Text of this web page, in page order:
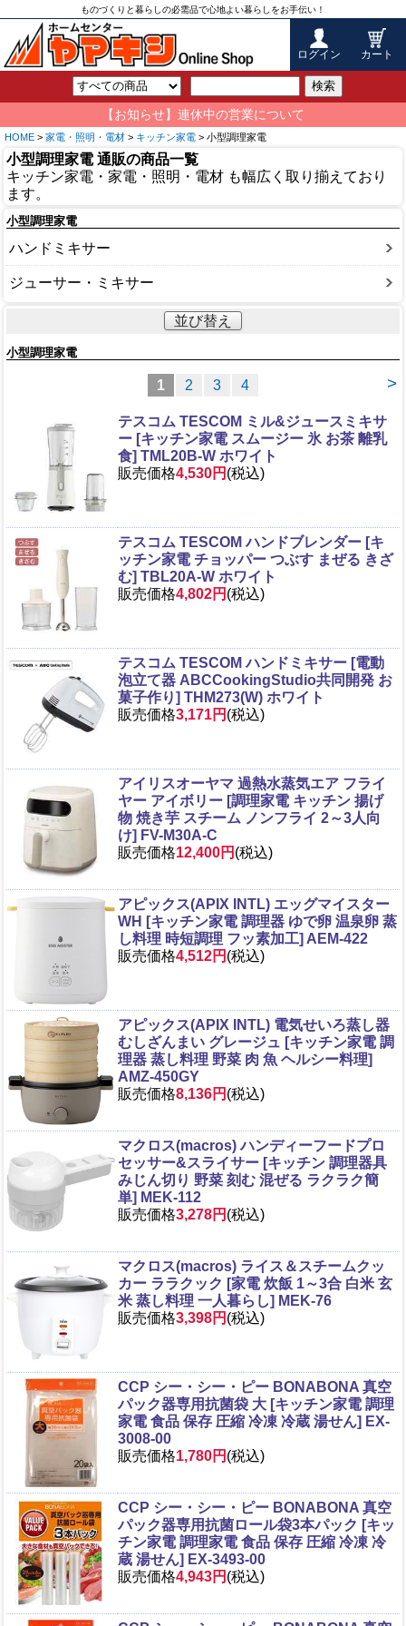
ものづくりと暮らしの必需品で心地よい暮らしをお手伝い！
ログイン カート
検索
【お知らせ】連休中の営業について
HOME > 家電・照明・電材 > キッチン家電 > 小型調理家電
小型調理家電 通販の商品一覧
キッチン家電・家電・照明・電材 も幅広く取り揃えており
ます。
小型調理家電
ハンドミキサー
ジューサー・ミキサー
並び替え
小型調理家電
>
1 2 3 4
テスコム TESCOM ミル&ジュースミキサ
ー [キッチン家電 スムージー 氷 お茶 離乳
食] TML20B-W ホワイト
販売価格4,530円 (税込)
テスコム TESCOM ハンドブレンダー [キ
ッチン家電 チョッパー つぶす まぜる きざ
む] TBL20A-W ホワイト
販売価格4,802円 (税込)
テスコム TESCOM ハンドミキサー [電動
泡立て器 ABCCookingStudio共同開発 お
菓子作り] THM273(W) ホワイト
販売価格3,171円 (税込)
アイリスオーヤマ 過熱水蒸気エア フライ
ヤー アイボリー [調理家電 キッチン 揚げ
物 焼き芋 スチーム ノンフライ 2～3人向
け] FV-M30A-C
販売価格12,400円 (税込)
アピックス(APIX INTL) エッグマイスター
WH [キッチン家電 調理器 ゆで卵 温泉卵 蒸
し料理 時短調理 フッ素加工] AEM-422
販売価格4,512円 (税込)
アピックス(APIX INTL) 電気せいろ蒸し器
むしざんまい グレージュ [キッチン家電 調
理器 蒸し料理 野菜 肉 魚 ヘルシー料理]
AMZ-450GY
販売価格8,136円 (税込)
マクロス(macros) ハンディーフードプロ
セッサー&スライサー [キッチン 調理器具
みじん切り 野菜 刻む 混ぜる ラクラク簡
単] MEK-112
販売価格3,278円 (税込)
マクロス(macros) ライス＆スチームクッ
カー ララクック [家電 炊飯 1～3合 白米 玄
米 蒸し料理 一人暮らし] MEK-76
販売価格3,398円 (税込)
CCP シー・シー・ピー BONABONA 真空
パック器専用抗菌袋 大 [キッチン家電 調理
家電 食品 保存 圧縮 冷凍 冷蔵 湯せん] EX-
3008-00
販売価格1,780円 (税込)
CCP シー・シー・ピー BONABONA 真空
パック器専用抗菌ロール袋3本パック [キッ
チン家電 調理家電 食品 保存 圧縮 冷凍 冷
蔵 湯せん] EX-3493-00
販売価格4,943円 (税込)